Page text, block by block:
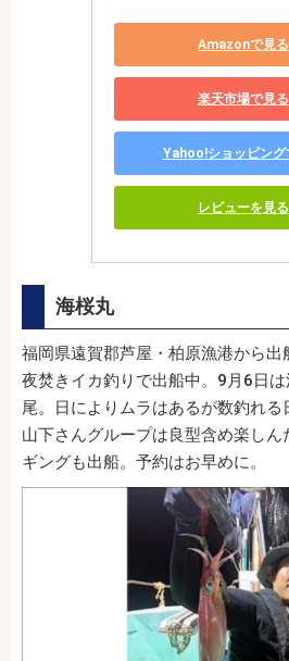
Amazonで見る
楽天市場で見る
Yahoo!ショッピング
レビューを見る
海桜丸
福岡県遠賀郡芦屋・柏原漁港から出
夜焚きイカ釣りで出船中。9月6日
尾。日によりムラはあるが数釣れ
山下さんグループは良型含め楽し
ギングも出船。予約はお早めに。